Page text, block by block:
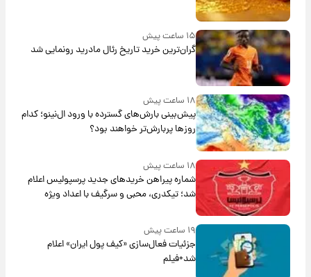
۱۵ ساعت پیش
گران‌ترین خرید تاریخ رئال مادرید رونمایی شد
۱۸ ساعت پیش
پیش‌بینی بارش‌های گسترده با ورود ال‌نینو؛ کدام
روزها پربارش‌تر خواهند بود؟
۱۸ ساعت پیش
شماره پیراهن خریدهای جدید پرسپولیس اعلام
شد؛ تیکدری، محبی و سرگیف با اعداد ویژه
۱۹ ساعت پیش
جزئیات فعال‌سازی «کیف پول ایران» اعلام
شد+فیلم